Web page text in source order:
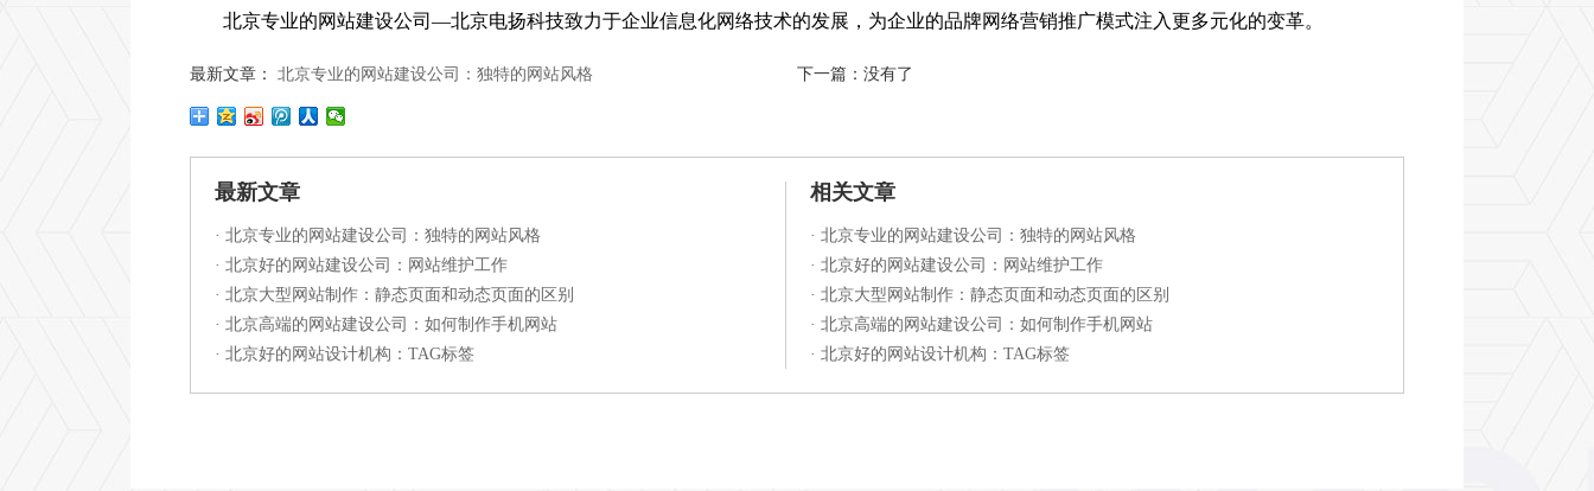
北京专业的网站建设公司—北京电扬科技致力于企业信息化网络技术的发展，为企业的品牌网络营销推广模式注入更多元化的变革。
最新文章： 北京专业的网站建设公司：独特的网站风格 下一篇：没有了
最新文章
· 北京专业的网站建设公司：独特的网站风格
· 北京好的网站建设公司：网站维护工作
· 北京大型网站制作：静态页面和动态页面的区别
· 北京高端的网站建设公司：如何制作手机网站
· 北京好的网站设计机构：TAG标签
相关文章
· 北京专业的网站建设公司：独特的网站风格
· 北京好的网站建设公司：网站维护工作
· 北京大型网站制作：静态页面和动态页面的区别
· 北京高端的网站建设公司：如何制作手机网站
· 北京好的网站设计机构：TAG标签